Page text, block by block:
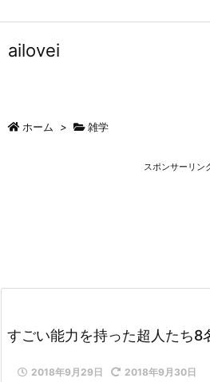
ailovei
ホーム > 雑学
スポンサーリン
すごい能力を持った超人たち8
2018年9月29日 2018年9月30日